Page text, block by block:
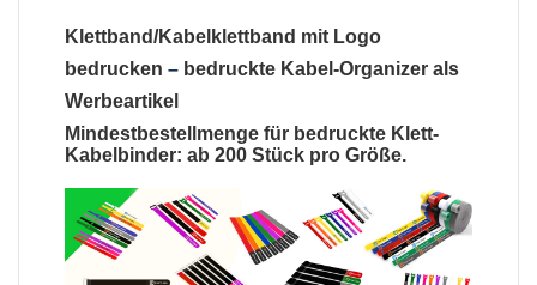
Klettband/Kabelklettband mit Logo
bedrucken – bedruckte Kabel-Organizer als
Werbeartikel
Mindestbestellmenge für bedruckte Klett-
Kabelbinder: ab 200 Stück pro Größe.